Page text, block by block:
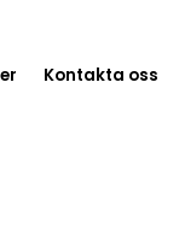
Kontakta oss